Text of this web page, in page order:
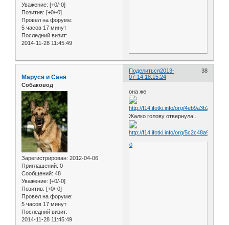
Уважение: [+0/-0]
Позитив: [+0/-0]
Провел на форуме:
5 часов 17 минут
Последний визит:
2014-11-28 11:45:49
Поделиться 38
2013-
07-14 18:15:24
Маруся и Саня
Собаковод
Зарегистрирован: 2012-04-06
Приглашений: 0
Сообщений: 48
Уважение: [+0/-0]
Позитив: [+0/-0]
Провел на форуме:
5 часов 17 минут
Последний визит:
2014-11-28 11:45:49
она же
Жалко голову отвернула...
0